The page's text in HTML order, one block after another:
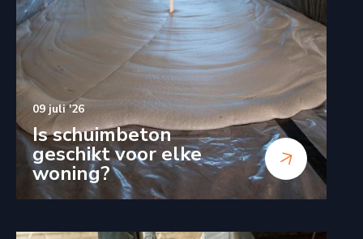
09 juli '26
Is schuimbeton
geschikt voor elke
woning?